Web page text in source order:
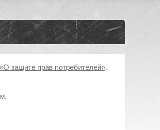
«О защите прав потребителей».